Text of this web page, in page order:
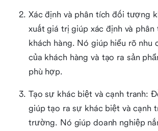
Xác định và phân tích đối tượng
xuất giá trị giúp xác định và
khách hàng. Nó giúp hiểu rõ nhu
của khách hàng và tạo ra sản
phù hợp.
Tạo sự khác biệt và cạnh tranh:
giúp tạo ra sự khác biệt và cạnh
trường. Nó giúp doanh nghiệp